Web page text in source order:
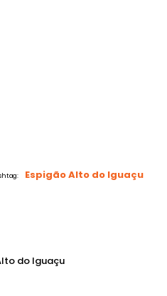
Espigão Alto do Iguaçu
do Iguaçu